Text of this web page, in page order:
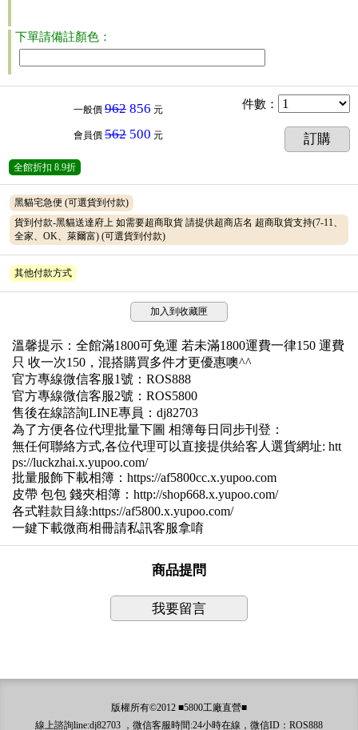
下單請備註顏色：
一般價 962 856 元
會員價 562 500 元
件數 ：
訂購
全館折扣 8.9折
黑貓宅急便 (可選貨到付款)
貨到付款-黑貓送達府上 如需要超商取貨 請提供超商店名 超商取貨支持(7-11、
全家、OK、萊爾富) (可選貨到付款)
其他付款方式
加入到收藏匣
溫馨提示：全館滿1800可免運 若未滿1800運費一律150 運費
只 收一次150，混搭購買多件才更優惠噢^^
官方專線微信客服1號：ROS888
官方專線微信客服2號：ROS5800
售後在線諮詢LINE專員：dj82703
為了方便各位代理批量下圖 相簿每日同步刊登：
無任何聯絡方式,各位代理可以直接提供給客人選貨網址: htt
ps://luckzhai.x.yupoo.com/
批量服飾下載相簿：https://af5800cc.x.yupoo.com
皮帶 包包 錢夾相簿：http://shop668.x.yupoo.com/
各式鞋款目綠:https://af5800.x.yupoo.com/
一鍵下載微商相冊請私訊客服拿唷
商品提問
我要留言
版權所有©2012 ■5800工廠直營■
線上諮詢line:dj82703 ，微信客服時間:24小時在線，微信ID：ROS888